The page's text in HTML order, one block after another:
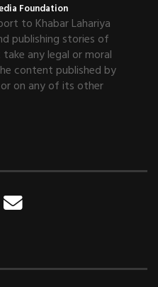
Foundation
to Khabar Lahariya
publishing stories of
any legal or moral
content published by
on any of its other